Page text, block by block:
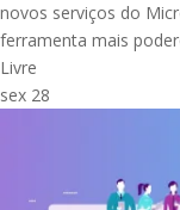
novos serviços do
ferramenta mais
Livre
sex 28